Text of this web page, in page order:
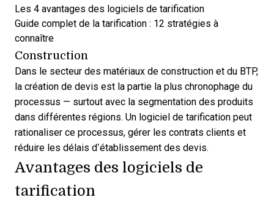
Les 4 avantages des logiciels de tarification
Guide complet de la tarification : 12 stratégies à
connaître
Construction
Dans le secteur des matériaux de construction et du BTP,
la création de devis est la partie la plus chronophage du
processus — surtout avec la segmentation des produits
dans différentes régions. Un logiciel de tarification peut
rationaliser ce processus, gérer les contrats clients et
réduire les délais d’établissement des devis.
Avantages des logiciels de
tarification